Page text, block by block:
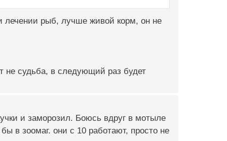
рыб, лучше живой корм, он не
не судьба, в следующий раз будет
и заморозил. Боюсь вдруг в мотыле
в зоомаг. они с 10 работают, просто не